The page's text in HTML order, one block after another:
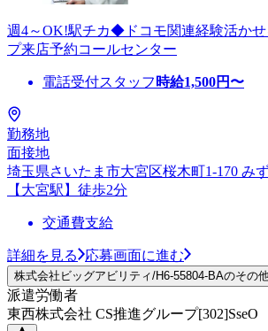
週4～OK!駅チカ◆ドコモ関連経験活かせ
プ来店予約コールセンター
電話受付スタッフ 時給1,500円〜
勤務地
面接地
埼玉県さいたま市大宮区桜木町1-170 み
【大宮駅】徒歩2分
交通費支給
詳細を見る 応募画面に進む
株式会社ビッグアビリティ/H6-55804-BAのその
派遣労働者
東西株式会社 CS推進グループ[302]SseO